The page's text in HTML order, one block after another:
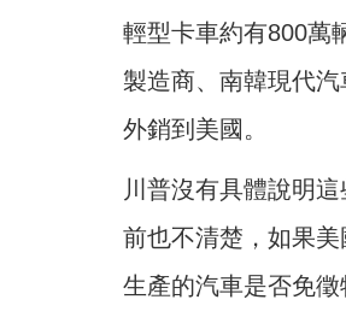
輕型卡車約有800萬
製造商、南韓現代
外銷到美國。
川普沒有具體說明
前也不清楚，如果
生產的汽車是否免徵